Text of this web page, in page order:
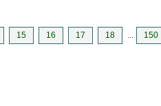
15 16 17 18 ... 150